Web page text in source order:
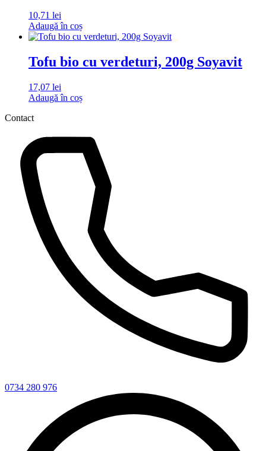
10,71 lei
Adaugă în coș
Tofu bio cu verdeturi, 200g Soyavit
17,07 lei
Adaugă în coș
Contact
0734 280 976